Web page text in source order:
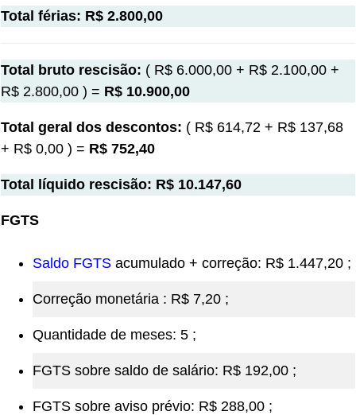
Total férias: R$ 2.800,00
Total bruto rescisão: ( R$ 6.000,00 + R$ 2.100,00 +
R$ 2.800,00 ) = R$ 10.900,00
Total geral dos descontos: ( R$ 614,72 + R$ 137,68
+ R$ 0,00 ) = R$ 752,40
Total líquido rescisão: R$ 10.147,60
FGTS
Saldo FGTS acumulado + correção: R$ 1.447,20 ;
Correção monetária : R$ 7,20 ;
Quantidade de meses: 5 ;
FGTS sobre saldo de salário: R$ 192,00 ;
FGTS sobre aviso prévio: R$ 288,00 ;